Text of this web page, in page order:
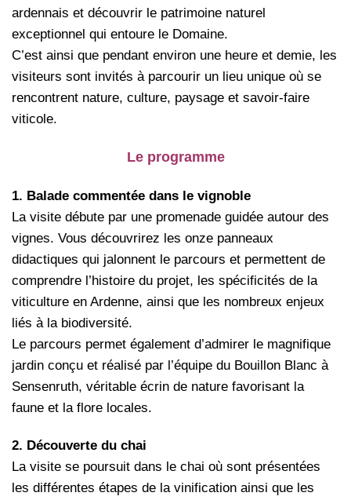
ardennais et découvrir le patrimoine naturel
exceptionnel qui entoure le Domaine.
C’est ainsi que pendant environ une heure et demie, les
visiteurs sont invités à parcourir un lieu unique où se
rencontrent nature, culture, paysage et savoir-faire
viticole.
Le programme
1. Balade commentée dans le vignoble
La visite débute par une promenade guidée autour des
vignes. Vous découvrirez les onze panneaux
didactiques qui jalonnent le parcours et permettent de
comprendre l’histoire du projet, les spécificités de la
viticulture en Ardenne, ainsi que les nombreux enjeux
liés à la biodiversité.
Le parcours permet également d’admirer le magnifique
jardin conçu et réalisé par l’équipe du Bouillon Blanc à
Sensenruth, véritable écrin de nature favorisant la
faune et la flore locales.
2. Découverte du chai
La visite se poursuit dans le chai où sont présentées
les différentes étapes de la vinification ainsi que les